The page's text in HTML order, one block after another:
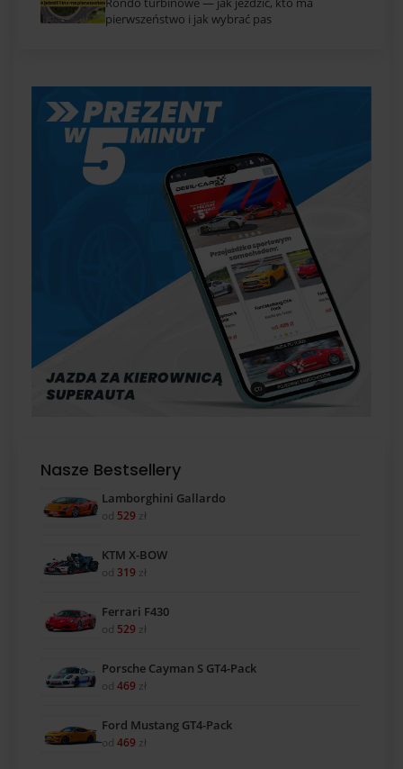
pierwszeństwo i jak wybrać pas
Nasze Bestsellery
Lamborghini Gallardo
od 529 zł
KTM X-BOW
od 319 zł
Ferrari F430
od 529 zł
Porsche Cayman S GT4-Pack
od 469 zł
Ford Mustang GT4-Pack
od 469 zł